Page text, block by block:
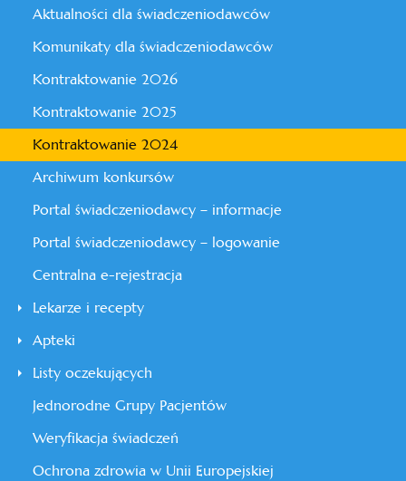
Aktualności dla świadczeniodawców
Komunikaty dla świadczeniodawców
Kontraktowanie 2026
Kontraktowanie 2025
Kontraktowanie 2024
Archiwum konkursów
Portal świadczeniodawcy – informacje
Portal świadczeniodawcy – logowanie
Centralna e-rejestracja
Lekarze i recepty
Apteki
Listy oczekujących
Jednorodne Grupy Pacjentów
Weryfikacja świadczeń
Ochrona zdrowia w Unii Europejskiej